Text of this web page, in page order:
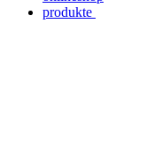
produkte